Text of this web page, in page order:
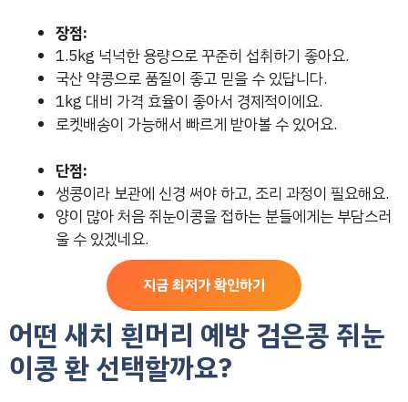
장점:
1.5kg 넉넉한 용량으로 꾸준히 섭취하기 좋아요.
국산 약콩으로 품질이 좋고 믿을 수 있답니다.
1kg 대비 가격 효율이 좋아서 경제적이에요.
로켓배송이 가능해서 빠르게 받아볼 수 있어요.
단점:
생콩이라 보관에 신경 써야 하고, 조리 과정이 필요해요.
양이 많아 처음 쥐눈이콩을 접하는 분들에게는 부담스러
울 수 있겠네요.
지금 최저가 확인하기
어떤 새치 흰머리 예방 검은콩 쥐눈
이콩 환 선택할까요?